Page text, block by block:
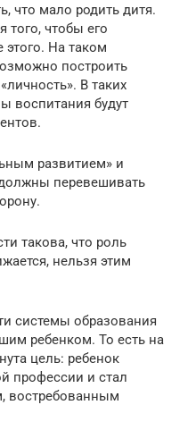
что мало родить дитя.
того, чтобы его
На таком
построить
В таких
воспитания будут
развитием» и
перевешивать
такова, что роль
нельзя этим
системы образования
ребенком. То есть на
цель: ребенок
профессии и стал
востребованным